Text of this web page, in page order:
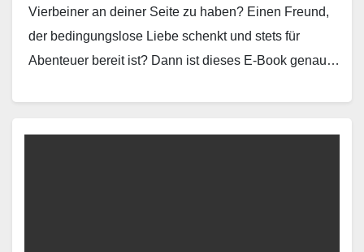
Vierbeiner an deiner Seite zu haben? Einen Freund,
der bedingungslose Liebe schenkt und stets für
Abenteuer bereit ist? Dann ist dieses E-Book genau…